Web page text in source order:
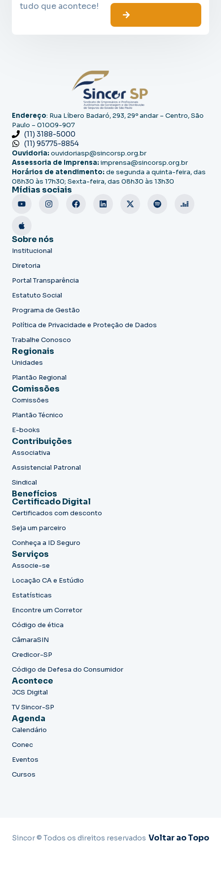
tudo que acontece!
Endereço: Rua Líbero Badaró, 293, 29º andar – Centro, São
Paulo – 01009-907
(11) 3188-5000
(11) 95775-8854
Ouvidoria: ouvidoriasp@sincorsp.org.br
Assessoria de Imprensa: imprensa@sincorsp.org.br
Horários de atendimento: de segunda a quinta-feira, das
08h30 às 17h30; Sexta-feira, das 08h30 às 13h30
Mídias sociais
Sobre nós
Institucional
Diretoria
Portal Transparência
Estatuto Social
Programa de Gestão
Política de Privacidade e Proteção de Dados
Trabalhe Conosco
Regionais
Unidades
Plantão Regional
Comissões
Comissões
Plantão Técnico
E-books
Contribuições
Associativa
Assistencial Patronal
Sindical
Benefícios
Certificado Digital
Certificados com desconto
Seja um parceiro
Conheça a ID Seguro
Serviços
Associe-se
Locação CA e Estúdio
Estatísticas
Encontre um Corretor
Código de ética
CâmaraSIN
Credicor-SP
Código de Defesa do Consumidor
Acontece
JCS Digital
TV Sincor-SP
Agenda
Calendário
Conec
Eventos
Cursos
Sincor © Todos os direitos reservados Voltar ao Topo